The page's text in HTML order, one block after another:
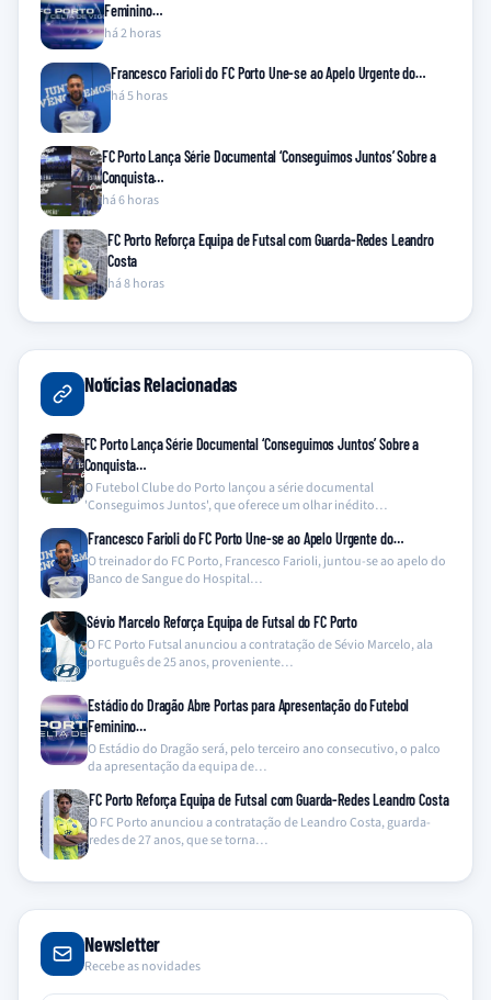
Feminino…
há 2 horas
Francesco Farioli do FC Porto Une-se ao Apelo Urgente do…
há 5 horas
FC Porto Lança Série Documental ‘Conseguimos Juntos’ Sobre a
Conquista…
há 6 horas
FC Porto Reforça Equipa de Futsal com Guarda-Redes Leandro
Costa
há 8 horas
Notícias Relacionadas
FC Porto Lança Série Documental ‘Conseguimos Juntos’ Sobre a
Conquista…
O Futebol Clube do Porto lançou a série documental
'Conseguimos Juntos', que oferece um olhar inédito…
Francesco Farioli do FC Porto Une-se ao Apelo Urgente do…
O treinador do FC Porto, Francesco Farioli, juntou-se ao apelo do
Banco de Sangue do Hospital…
Sévio Marcelo Reforça Equipa de Futsal do FC Porto
O FC Porto Futsal anunciou a contratação de Sévio Marcelo, ala
português de 25 anos, proveniente…
Estádio do Dragão Abre Portas para Apresentação do Futebol
Feminino…
O Estádio do Dragão será, pelo terceiro ano consecutivo, o palco
da apresentação da equipa de…
FC Porto Reforça Equipa de Futsal com Guarda-Redes Leandro Costa
O FC Porto anunciou a contratação de Leandro Costa, guarda-
redes de 27 anos, que se torna…
Newsletter
Recebe as novidades